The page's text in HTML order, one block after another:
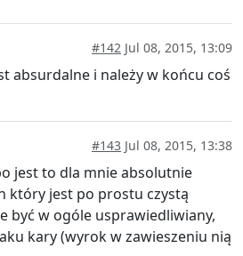
#142 Jul 08, 2015, 13:09
absurdalne i należy w końcu coś
#143 Jul 08, 2015, 13:38
jest to dla mnie absolutnie
który jest po prostu czystą
być w ogóle usprawiedliwiany,
kary (wyrok w zawieszeniu nią